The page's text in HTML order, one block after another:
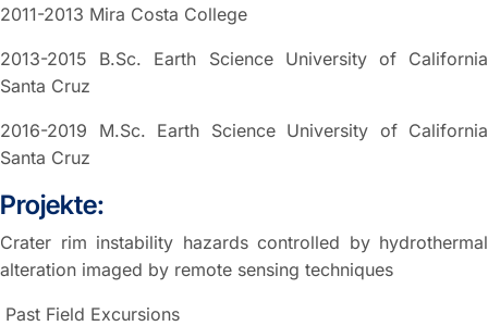
2011-2013 Mira Costa College
2013-2015 B.Sc. Earth Science University of California
Santa Cruz
2016-2019 M.Sc. Earth Science University of California
Santa Cruz
Projekte:
Crater rim instability hazards controlled by hydrothermal
alteration imaged by remote sensing techniques
Past Field Excursions